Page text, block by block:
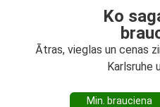
Ko
Ātras, vieglas un cenas
Karlsruhe
Min. brauciena